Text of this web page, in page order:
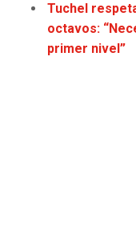
EAGLES
COMMANDERS
SUNS
KINGS
Tuchel
octavos:
primer nivel”